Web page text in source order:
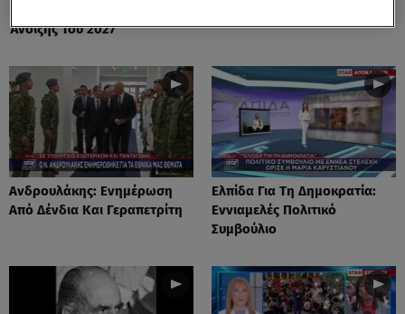
Άνοιξης Του 2027
Ανδρουλάκης: Ενημέρωση
Από Δένδια Και Γεραπετρίτη
Ελπίδα Για Τη Δημοκρατία:
Εννιαμελές Πολιτικό
Συμβούλιο